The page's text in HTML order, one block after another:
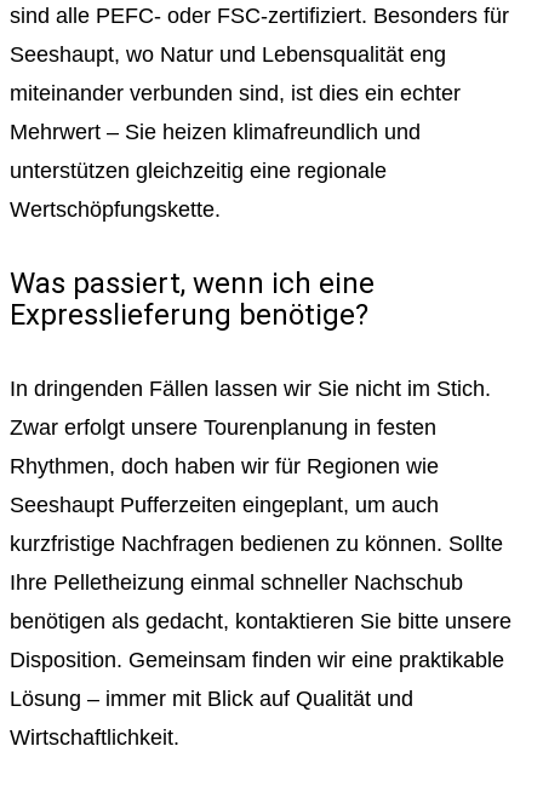
sind alle PEFC- oder FSC-zertifiziert. Besonders für
Seeshaupt, wo Natur und Lebensqualität eng
miteinander verbunden sind, ist dies ein echter
Mehrwert – Sie heizen klimafreundlich und
unterstützen gleichzeitig eine regionale
Wertschöpfungskette.
Was passiert, wenn ich eine
Expresslieferung benötige?
In dringenden Fällen lassen wir Sie nicht im Stich.
Zwar erfolgt unsere Tourenplanung in festen
Rhythmen, doch haben wir für Regionen wie
Seeshaupt Pufferzeiten eingeplant, um auch
kurzfristige Nachfragen bedienen zu können. Sollte
Ihre Pelletheizung einmal schneller Nachschub
benötigen als gedacht, kontaktieren Sie bitte unsere
Disposition. Gemeinsam finden wir eine praktikable
Lösung – immer mit Blick auf Qualität und
Wirtschaftlichkeit.